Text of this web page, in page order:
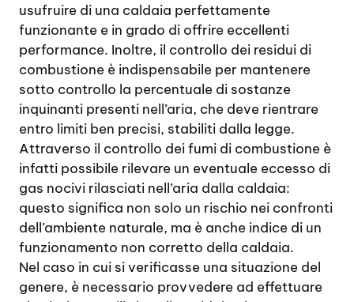
usufruire di una caldaia perfettamente
funzionante e in grado di offrire eccellenti
performance. Inoltre, il controllo dei residui di
combustione è indispensabile per mantenere
sotto controllo la percentuale di sostanze
inquinanti presenti nell’aria, che deve rientrare
entro limiti ben precisi, stabiliti dalla legge.
Attraverso il controllo dei fumi di combustione è
infatti possibile rilevare un eventuale eccesso di
gas nocivi rilasciati nell’aria dalla caldaia:
questo significa non solo un rischio nei confronti
dell’ambiente naturale, ma è anche indice di un
funzionamento non corretto della caldaia.
Nel caso in cui si verificasse una situazione del
genere, è necessario provvedere ad effettuare